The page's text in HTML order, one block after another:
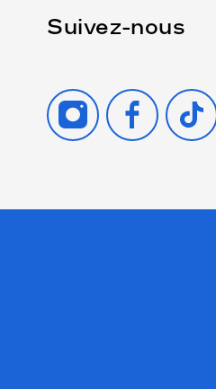
Suivez-nous
INSTAGRAMFACEBOOK